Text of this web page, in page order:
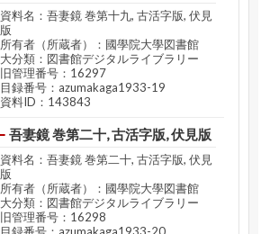
資料名：吾妻鏡 巻第十九, 古活字版, 伏見
版
所有者（所蔵者）：國學院大學図書館
大分類：図書館デジタルライブラリー
旧管理番号：16297
目録番号：azumakaga1933-19
資料ID：143843
吾妻鏡 巻第二十, 古活字版, 伏見版
資料名：吾妻鏡 巻第二十, 古活字版, 伏見
版
所有者（所蔵者）：國學院大學図書館
大分類：図書館デジタルライブラリー
旧管理番号：16298